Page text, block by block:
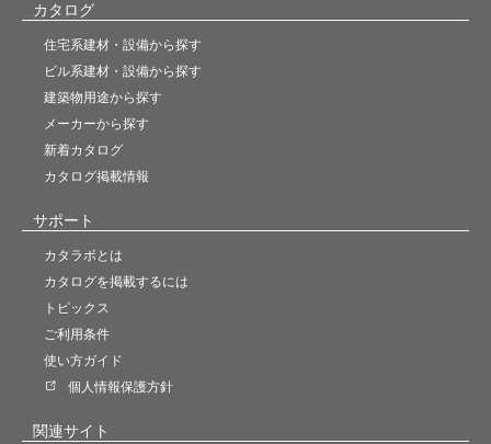
カタログ
住宅系建材・設備から探す
ビル系建材・設備から探す
建築物用途から探す
メーカーから探す
新着カタログ
カタログ掲載情報
サポート
カタラボとは
カタログを掲載するには
トピックス
ご利用条件
使い方ガイド
個人情報保護方針
関連サイト